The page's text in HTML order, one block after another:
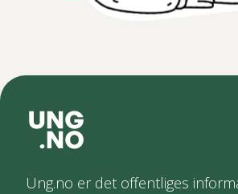
Ung.no er det offentliges